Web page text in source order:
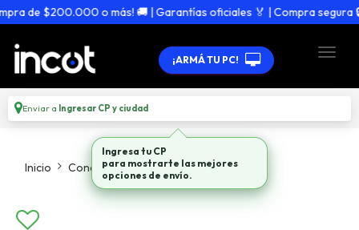
de $200.000 o más! 🚚 | Garantías oficiales 🏅 | Compra segura 🔒
¡ARMÁ TU PC!
Enviar a Ingresar CP y ciudad
Inicio Conectividad Switches
Ingresa tu CP
para mostrarte las mejores
opciones de envío.